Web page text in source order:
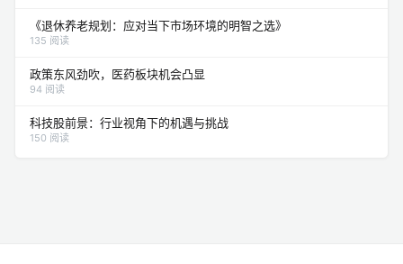
《退休养老规划：应对当下市场环境的明智之选》
135 阅读
政策东风劲吹，医药板块机会凸显
94 阅读
科技股前景：行业视角下的机遇与挑战
150 阅读